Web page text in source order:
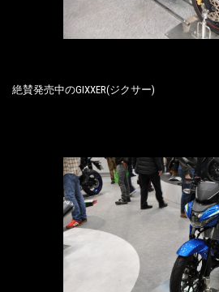
絶賛発売中のGIXXER(ジクサー)